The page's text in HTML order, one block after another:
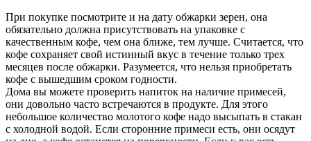
При покупке посмотрите и на дату обжарки зерен, она
обязательно должна присутствовать на упаковке с
качественным кофе, чем она ближе, тем лучше. Считается, что
кофе сохраняет свой истинный вкус в течение только трех
месяцев после обжарки. Разумеется, что нельзя приобретать
кофе с вышедшим сроком годности.
Дома вы можете проверить напиток на наличие примесей,
они довольно часто встречаются в продукте. Для этого
небольшое количество молотого кофе надо высыпать в стакан
с холодной водой. Если сторонние примеси есть, они осядут